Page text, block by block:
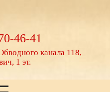
46-41
канала 118,
1 эт.